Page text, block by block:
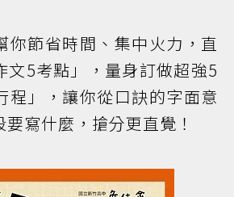
你節省時間、集中火力，直
文5考點」，量身訂做超強5
程」，讓你從口訣的字面意
寫什麼，搶分更直覺！